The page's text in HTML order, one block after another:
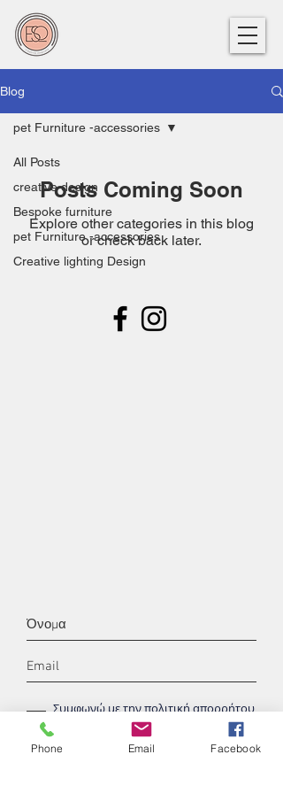
Blog
All Posts
creative design
Bespoke furniture
pet Furniture -accessories
Creative lighting Design
pet Furniture -accessories
Posts Coming Soon
Explore other categories in this blog
or check back later.
Συμφωνώ με την πολιτική απορρήτου
& τους όρους χρήσης Διάβασε εδώ
περισσότερα
Phone Email Facebook